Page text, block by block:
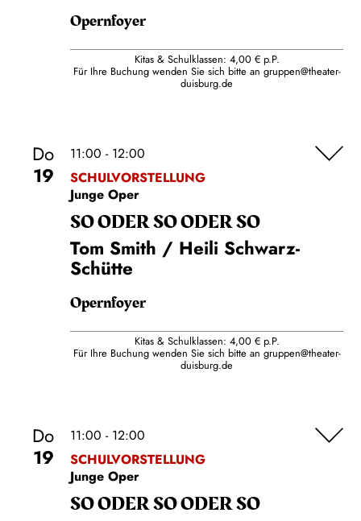
Opernfoyer
Kitas & Schulklassen: 4,00 € p.P.
Für Ihre Buchung wenden Sie sich bitte an gruppen@theater-
duisburg.de
Do
19
11:00 - 12:00
SCHULVORSTELLUNG
Junge Oper
SO ODER SO ODER SO
Tom Smith / Heili Schwarz-
Schütte
Opernfoyer
Kitas & Schulklassen: 4,00 € p.P.
Für Ihre Buchung wenden Sie sich bitte an gruppen@theater-
duisburg.de
Do
19
11:00 - 12:00
SCHULVORSTELLUNG
Junge Oper
SO ODER SO ODER SO